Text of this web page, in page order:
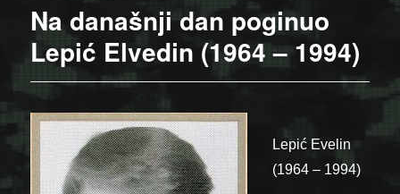
Na današnji dan poginuo
Lepić Elvedin (1964 – 1994)
Lepić Evelin
(1964 – 1994)